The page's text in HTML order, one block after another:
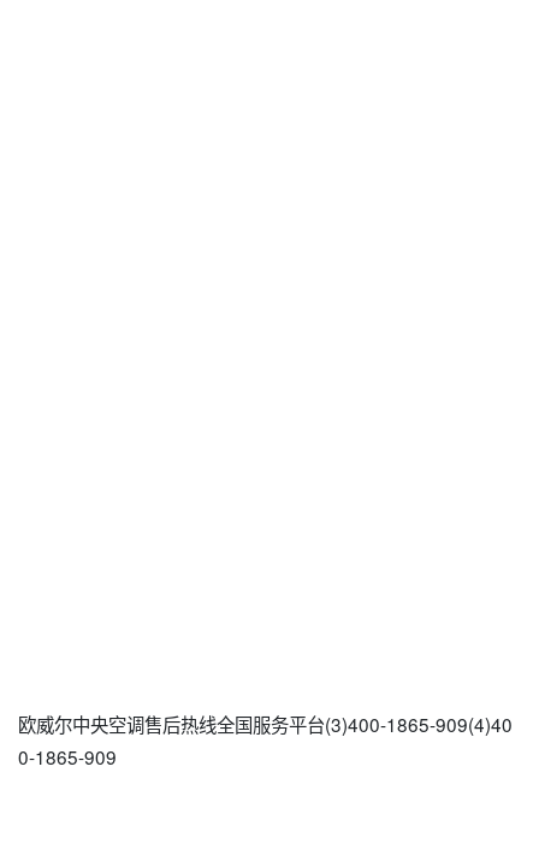
欧威尔中央空调售后热线全国服务平台(3)400-1865-909(4)40
0-1865-909